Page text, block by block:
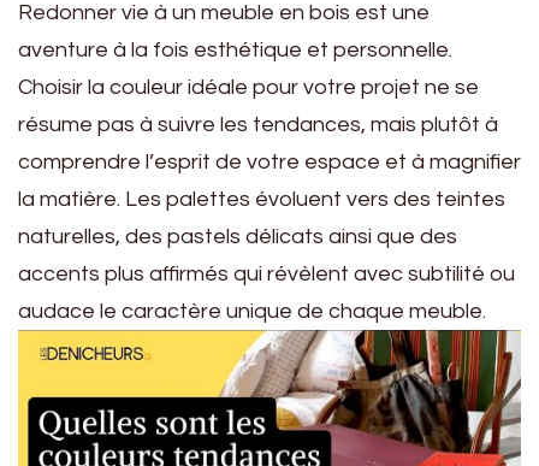
Redonner vie à un meuble en bois est une
aventure à la fois esthétique et personnelle.
Choisir la couleur idéale pour votre projet ne se
résume pas à suivre les tendances, mais plutôt à
comprendre l’esprit de votre espace et à magnifier
la matière. Les palettes évoluent vers des teintes
naturelles, des pastels délicats ainsi que des
accents plus affirmés qui révèlent avec subtilité ou
audace le caractère unique de chaque meuble.